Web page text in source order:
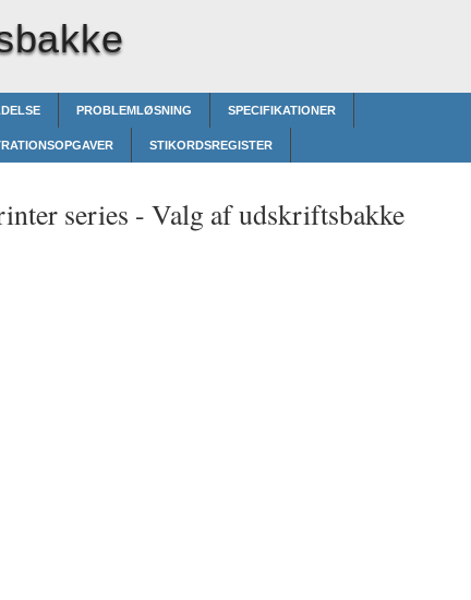
PROBLEMLØSNING SPECIFIKATIONER
STIKORDSREGISTER
series - Valg af udskriftsbakke